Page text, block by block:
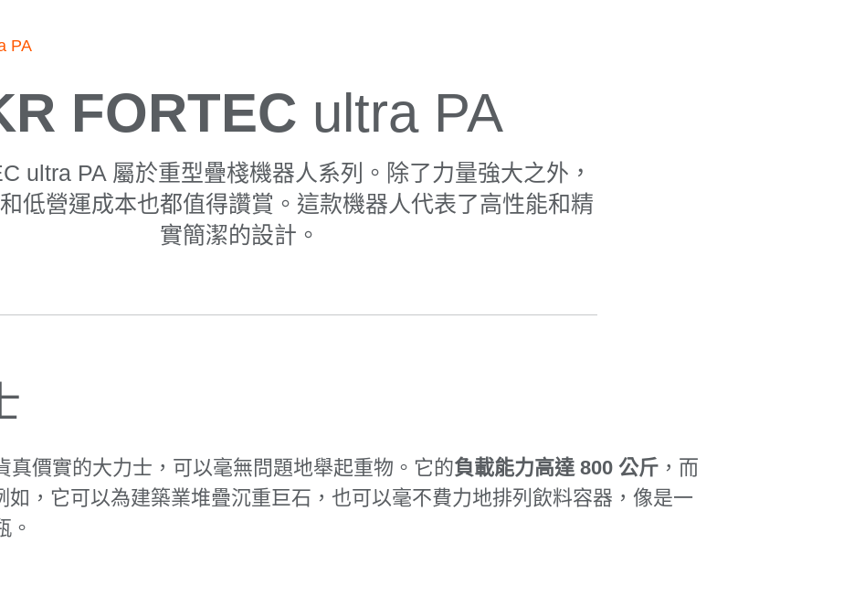
PA
FORTEC ultra PA
ultra PA 屬於重型疊棧機器人系列。除了力量強大之外，
低營運成本也都值得讚賞。這款機器人代表了高性能和精
實簡潔的設計。
真價實的大力士，可以毫無問題地舉起重物。它的負載能力高達 800 公斤，而
如，它可以為建築業堆疊沉重巨石，也可以毫不費力地排列飲料容器，像是一
。